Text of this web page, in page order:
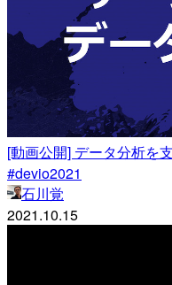
[動画公開] データ分析を
#devio2021
石川覚
2021.10.15